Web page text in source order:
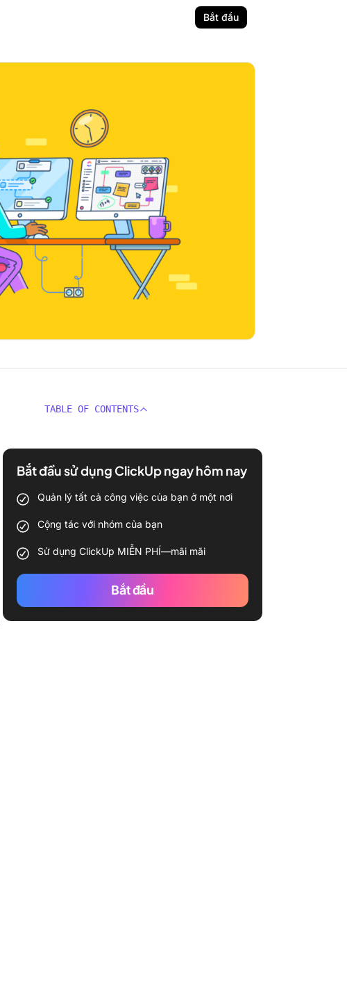
Bắt đầu
TABLE OF CONTENTS
Bắt đầu sử dụng ClickUp ngay hôm nay
Quản lý tất cả công việc của bạn ở một nơi
Cộng tác với nhóm của bạn
Sử dụng ClickUp MIỄN PHÍ—mãi mãi
Bắt đầu